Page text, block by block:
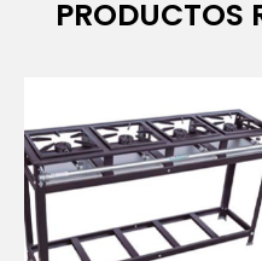
PRODUCTOS